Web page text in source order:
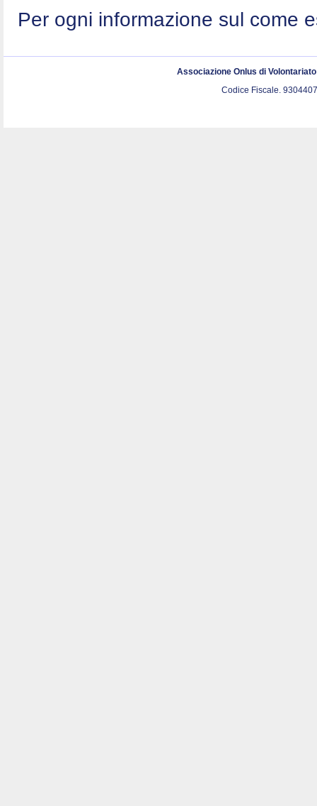
Per ogni informazione sul come
Associazione Onlus di
Codice Fiscale.